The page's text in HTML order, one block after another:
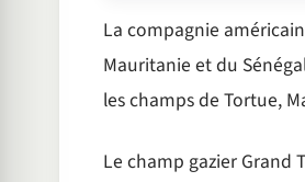
La compagnie
Mauritanie et du
les champs de Tortue,
Le champ gazier Grand